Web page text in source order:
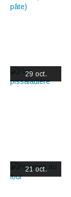
29 oct.
21 oct.